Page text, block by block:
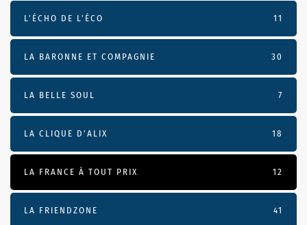
L’ÉCHO DE L’ÉCO 11
LA BARONNE ET COMPAGNIE 30
LA BELLE SOUL 7
LA CLIQUE D'ALIX 18
LA FRANCE À TOUT PRIX 12
LA FRIENDZONE 41